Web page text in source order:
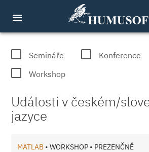
menu
MATLAB, COMSOL,
Semináře
Konference
Workshop
Události v českém/
jazyce
MATLAB • WORKSHOP • PREZENČNĚ